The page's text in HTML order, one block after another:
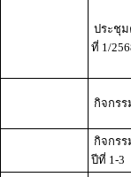
ประชุ
ที่ 1/
กิจกรร
กิจกรร
ปีที่ 1-3